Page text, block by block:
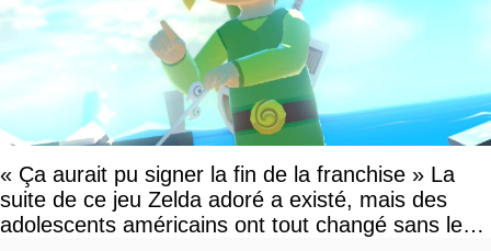
« Ça aurait pu signer la fin de la franchise » La
suite de ce jeu Zelda adoré a existé, mais des
adolescents américains ont tout changé sans le